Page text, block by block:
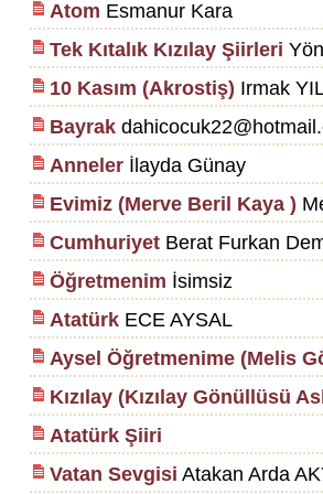
Atom Esmanur Kara
Tek Kıtalık Kızılay Şiirleri
10 Kasım (Akrostiş) Irmak
Bayrak
Annelerİlayda Günay
Evimiz (Merve Beril Kaya )
CumhuriyetBerat Furkan
Öğretmenim İsimsiz
AtatürkECE AYSAL
Aysel Öğretmenime (Melis
Kızılay (Kızılay Gönüllüsü
Atatürk Şiiri
Vatan Sevgisi Atakan Arda